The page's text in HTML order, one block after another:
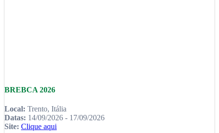
BREBCA 2026
Local: Trento, Itália
Datas: 14/09/2026 - 17/09/2026
Site: Clique aqui